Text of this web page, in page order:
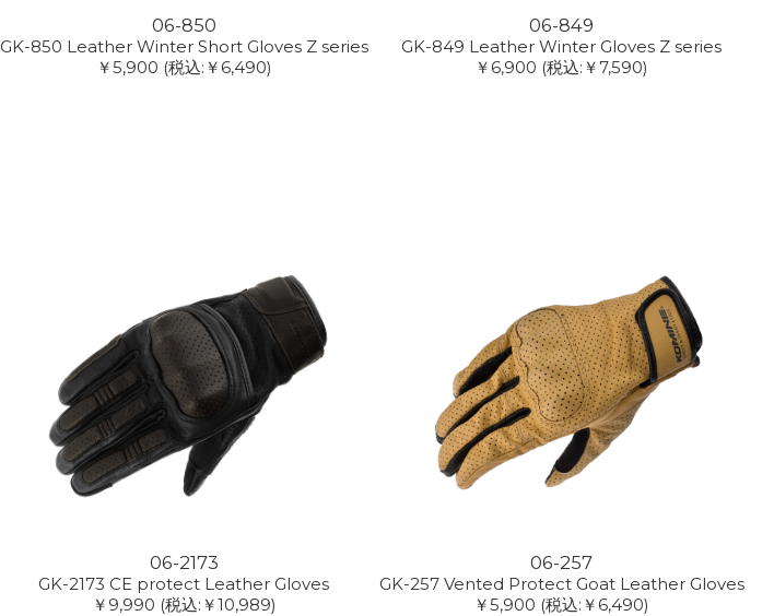
06-850
GK-850 Leather Winter Short Gloves Z series
￥5,900 (税込:￥6,490)
06-849
GK-849 Leather Winter Gloves Z series
￥6,900 (税込:￥7,590)
06-2173
GK-2173 CE protect Leather Gloves
￥9,990 (税込:￥10,989)
06-257
GK-257 Vented Protect Goat Leather Gloves
￥5,900 (税込:￥6,490)